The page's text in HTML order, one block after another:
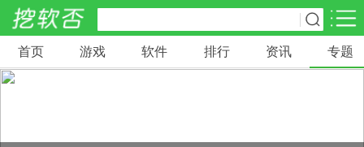
网游分类 软件分类
首页 游戏 软件 排行 资讯 专题
阿凡达世界是一款非常好玩的休闲装扮手
游，这款游戏将现实中的许多建筑场所都